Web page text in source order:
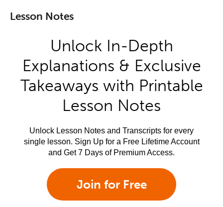
Lesson Notes
Unlock In-Depth
Explanations & Exclusive
Takeaways with Printable
Lesson Notes
Unlock Lesson Notes and Transcripts for every
single lesson. Sign Up for a Free Lifetime Account
and Get 7 Days of Premium Access.
Join for Free